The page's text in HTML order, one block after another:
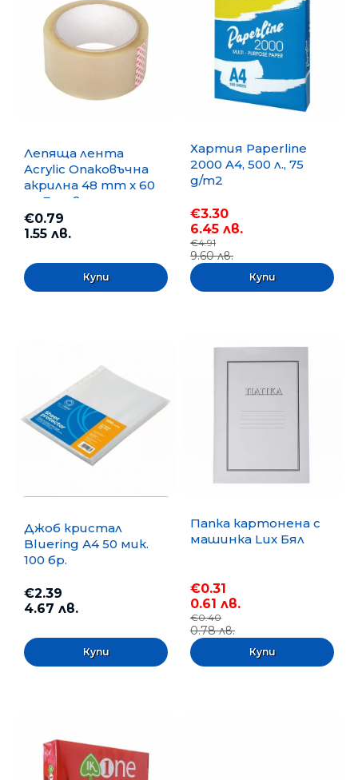
Лепяща лента
Acrylic Опаковъчна
акрилна 48 mm x 60
m, Безцветна
€0.79
1.55 лв.
Хартия Paperline
2000 A4, 500 л., 75
g/m2
€3.30
6.45 лв.
€4.91
9.60 лв.
Джоб кристал
Bluering А4 50 мик.
100 бр.
€2.39
4.67 лв.
Папка картонена с
машинка Lux Бял
€0.31
0.61 лв.
€0.40
0.78 лв.